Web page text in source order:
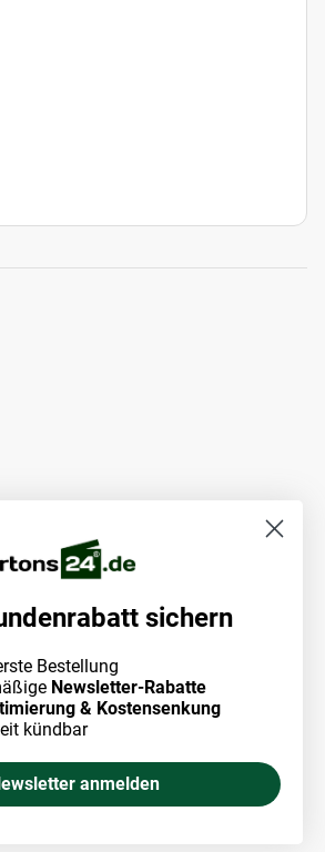
sichern
Bestellung
Newsletter-Rabatte
& Kostensenkung
kündbar
anmelden